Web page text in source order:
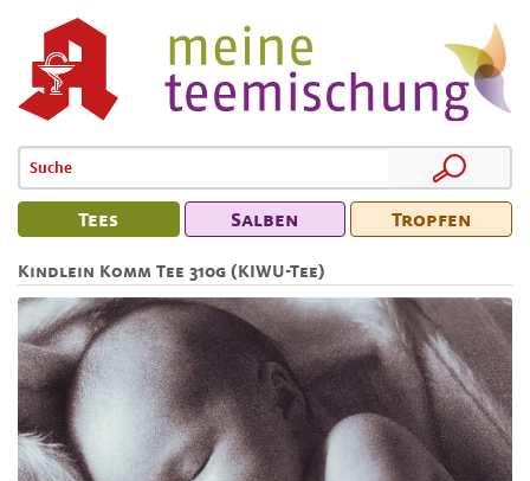
Tees Salben Tropfen
Kindlein Komm Tee 310g (KIWU-Tee)